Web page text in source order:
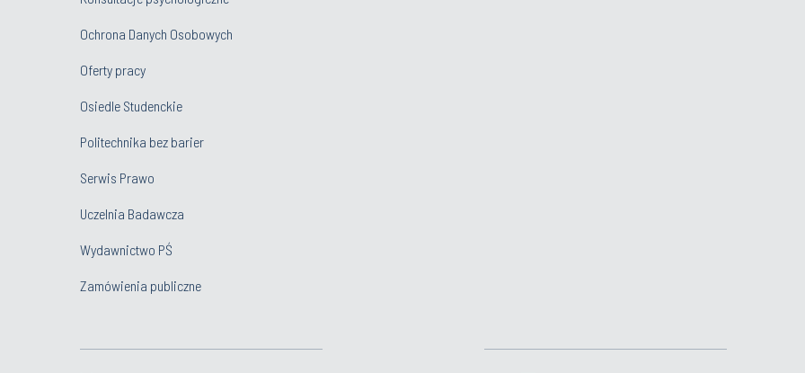
Ochrona Danych Osobowych
Oferty pracy
Osiedle Studenckie
Politechnika bez barier
Serwis Prawo
Uczelnia Badawcza
Wydawnictwo PŚ
Zamówienia publiczne